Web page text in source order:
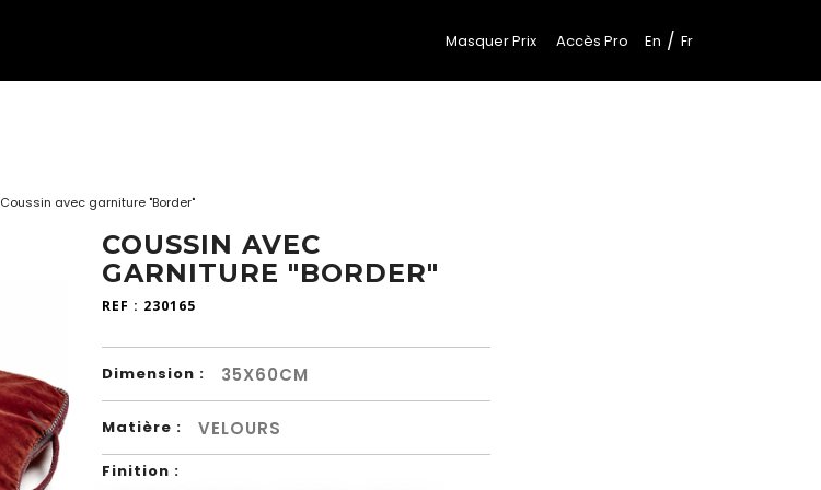
Masquer Prix Accès Pro En / Fr
Coussin avec garniture "Border"
COUSSIN AVEC
GARNITURE "BORDER"
REF : 230165
Dimension : 35X60CM
Matière : VELOURS
Finition :